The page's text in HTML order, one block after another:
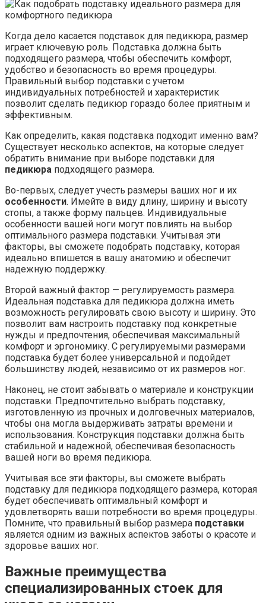
Когда дело касается подставок для педикюра, размер
играет ключевую роль. Подставка должна быть
подходящего размера, чтобы обеспечить комфорт,
удобство и безопасность во время процедуры.
Правильный выбор подставки с учетом
индивидуальных потребностей и характеристик
позволит сделать педикюр гораздо более приятным и
эффективным.
Как определить, какая подставка подходит именно вам?
Существует несколько аспектов, на которые следует
обратить внимание при выборе подставки для
педикюра подходящего размера.
Во-первых, следует учесть размеры ваших ног и их
особенности. Имейте в виду длину, ширину и высоту
стопы, а также форму пальцев. Индивидуальные
особенности вашей ноги могут повлиять на выбор
оптимального размера подставки. Учитывая эти
факторы, вы сможете подобрать подставку, которая
идеально впишется в вашу анатомию и обеспечит
надежную поддержку.
Второй важный фактор — регулируемость размера.
Идеальная подставка для педикюра должна иметь
возможность регулировать свою высоту и ширину. Это
позволит вам настроить подставку под конкретные
нужды и предпочтения, обеспечивая максимальный
комфорт и эргономику. С регулируемыми размерами
подставка будет более универсальной и подойдет
большинству людей, независимо от их размеров ног.
Наконец, не стоит забывать о материале и конструкции
подставки. Предпочтительно выбрать подставку,
изготовленную из прочных и долговечных материалов,
чтобы она могла выдерживать затраты времени и
использования. Конструкция подставки должна быть
стабильной и надежной, обеспечивая безопасность
вашей ноги во время педикюра.
Учитывая все эти факторы, вы сможете выбрать
подставку для педикюра подходящего размера, которая
будет обеспечивать оптимальный комфорт и
удовлетворять ваши потребности во время процедуры.
Помните, что правильный выбор размера подставки
является одним из важных аспектов заботы о красоте и
здоровье ваших ног.
Важные преимущества
специализированных стоек для